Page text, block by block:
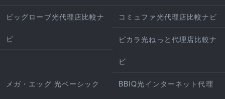
ビッグローブ光代理店比較ナ
ビ
コミュファ光代理店比較ナビ
ピカラ光ねっと代理店比較ナ
ビ
メガ・エッグ 光ベーシック BBIQ光インターネット代理